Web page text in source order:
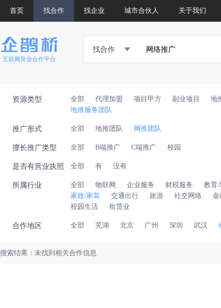
首页 找合作 找企业 城市合伙人 关于我们
互联网异业合作平台
找合作
资源类型 全部 代理加盟 项目甲方 副业项目
地
地推服务团队
推广形式 全部 地推团队 网推团队
擅长推广类型 全部 B端推广 C端推广 校园
是否有营业执照 全部 有 没有
所属行业 全部 物联网 企业服务 财税服务
教育/
家政/家装
交通出行 旅游 社交网络
金
校园生活
租赁业
合作地区 全部 芜湖 北京 广州 深圳 武汉
搜索结果：未找到相关合作信息